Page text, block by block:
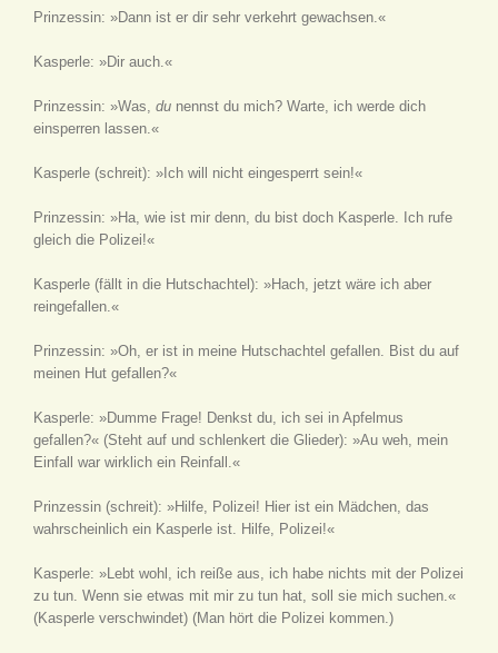
Prinzessin: »Dann ist er dir sehr verkehrt gewachsen.«
Kasperle: »Dir auch.«
Prinzessin: »Was, du nennst du mich? Warte, ich werde dich
einsperren lassen.«
Kasperle (schreit): »Ich will nicht eingesperrt sein!«
Prinzessin: »Ha, wie ist mir denn, du bist doch Kasperle. Ich rufe
gleich die Polizei!«
Kasperle (fällt in die Hutschachtel): »Hach, jetzt wäre ich aber
reingefallen.«
Prinzessin: »Oh, er ist in meine Hutschachtel gefallen. Bist du auf
meinen Hut gefallen?«
Kasperle: »Dumme Frage! Denkst du, ich sei in Apfelmus
gefallen?« (Steht auf und schlenkert die Glieder): »Au weh, mein
Einfall war wirklich ein Reinfall.«
Prinzessin (schreit): »Hilfe, Polizei! Hier ist ein Mädchen, das
wahrscheinlich ein Kasperle ist. Hilfe, Polizei!«
Kasperle: »Lebt wohl, ich reiße aus, ich habe nichts mit der Polizei
zu tun. Wenn sie etwas mit mir zu tun hat, soll sie mich suchen.«
(Kasperle verschwindet) (Man hört die Polizei kommen.)